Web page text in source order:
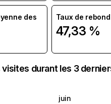
des
Taux de rebond
47,33 %
visites durant les 3
juin